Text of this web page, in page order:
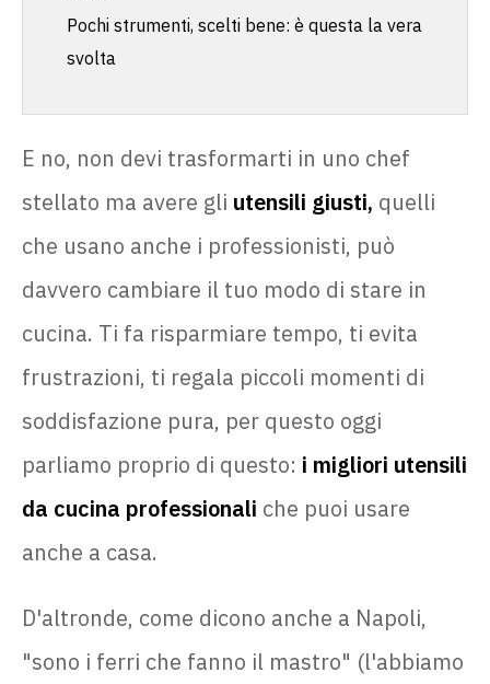
Pochi strumenti, scelti bene: è questa la vera
svolta
E no, non devi trasformarti in uno chef
stellato ma avere gli utensili giusti, quelli
che usano anche i professionisti, può
davvero cambiare il tuo modo di stare in
cucina. Ti fa risparmiare tempo, ti evita
frustrazioni, ti regala piccoli momenti di
soddisfazione pura, per questo oggi
parliamo proprio di questo: i migliori utensili
da cucina professionali che puoi usare
anche a casa.
D'altronde, come dicono anche a Napoli,
"sono i ferri che fanno il mastro" (l'abbiamo